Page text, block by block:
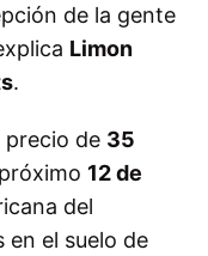
de la gente
Limon
.
precio de 35
12 de
del
el suelo de